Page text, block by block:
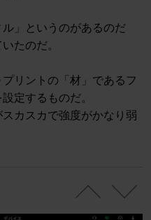
」というのがあるのだ
たのだ。
リントの「材」であるフ
定するものだ。
カスカで強度がかなり弱